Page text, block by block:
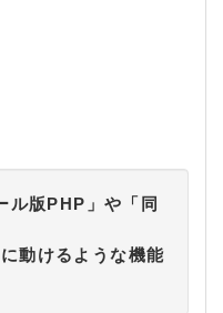
ル版PHP」や「同
動けるような機能